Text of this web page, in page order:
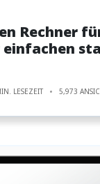
Rechner
LESEZEIT 5,973